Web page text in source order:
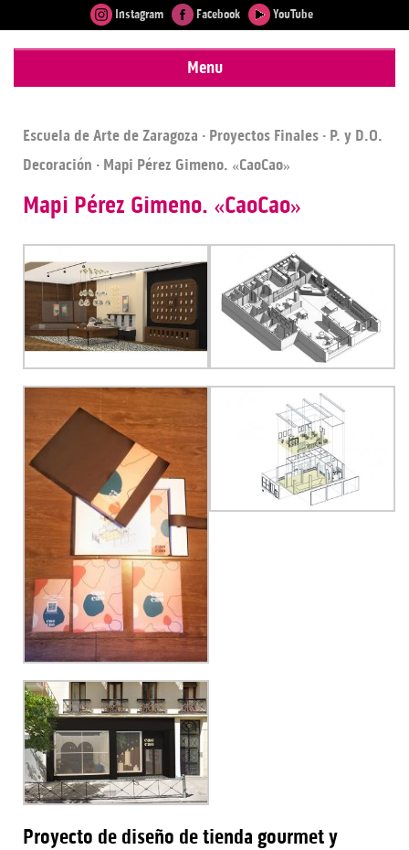
Instagram Facebook YouTube
Menu
Escuela de Arte de Zaragoza · Proyectos Finales · P. y D.O.
Decoración · Mapi Pérez Gimeno. «CaoCao»
Mapi Pérez Gimeno. «CaoCao»
Proyecto de diseño de tienda gourmet y